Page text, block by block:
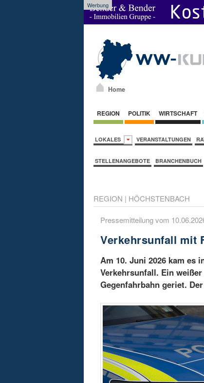
Werbung
Home
REGION POLITIK WIRTSCHAFT
LOKALES VERANSTALTUNGEN
STELLENANGEBOTE BRANCHENBUCH
REGION | HÖCHSTENBACH
Pressemitteilung vom
Verkehrsunfall mit
Am 10. Juni 2026 kam es
Verkehrsunfall. Ein
Gegenfahrbahn geriet.